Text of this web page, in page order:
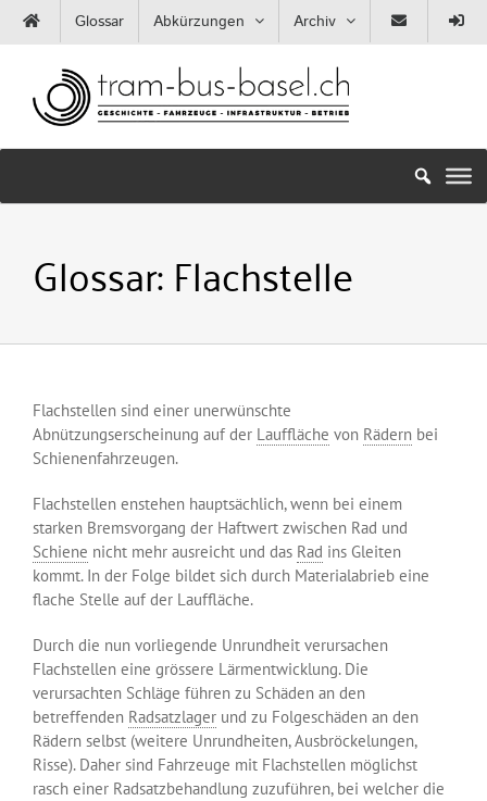
Zum
Inhalt
Glossar Abkürzungen Archiv
Glossar:Flachstelle
Flachstellen sind einer unerwünschte
Abnützungserscheinung auf der Lauffläche von Rädern bei
Schienenfahrzeugen.
Flachstellen enstehen hauptsächlich, wenn bei einem
starken Bremsvorgang der Haftwert zwischen Rad und
Schiene nicht mehr ausreicht und das Rad ins Gleiten
kommt. In der Folge bildet sich durch Materialabrieb eine
flache Stelle auf der Lauffläche.
Durch die nun vorliegende Unrundheit verursachen
Flachstellen eine grössere Lärmentwicklung. Die
verursachten Schläge führen zu Schäden an den
betreffenden Radsatzlager und zu Folgeschäden an den
Rädern selbst (weitere Unrundheiten, Ausbröckelungen,
Risse). Daher sind Fahrzeuge mit Flachstellen möglichst
rasch einer Radsatzbehandlung zuzuführen, bei welcher die